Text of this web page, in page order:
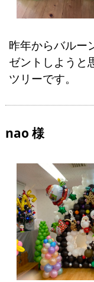
昨年からバルー
ゼントしようと
ツリーです。
nao 様